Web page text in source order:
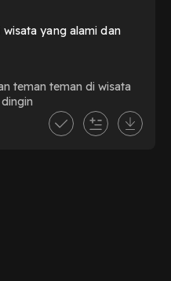
wisata yang alami dan
teman teman di wisata